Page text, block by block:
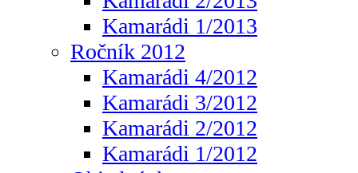
Kamarádi 1/2013
Ročník 2012
Kamarádi 4/2012
Kamarádi 3/2012
Kamarádi 2/2012
Kamarádi 1/2012